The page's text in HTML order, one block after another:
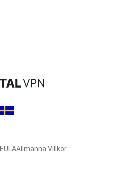
EULAAllmänna Villkor